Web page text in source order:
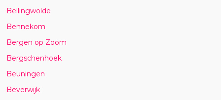
Bellingwolde
Bennekom
Bergen op Zoom
Bergschenhoek
Beuningen
Beverwijk